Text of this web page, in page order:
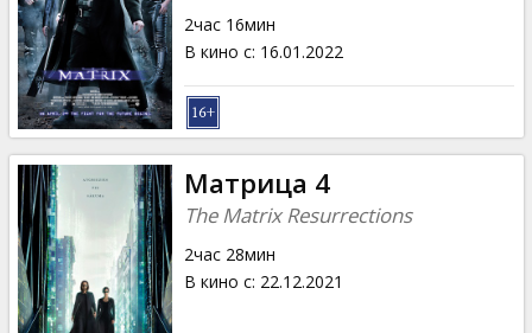
2час 16мин
В кино с: 16.01.2022
Матрица 4
The Matrix Resurrections
2час 28мин
В кино с: 22.12.2021